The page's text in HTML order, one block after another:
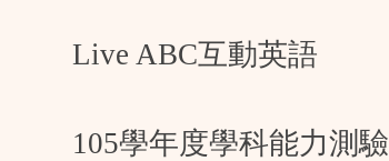
Live ABC互動英語
105學年度學科能力測驗